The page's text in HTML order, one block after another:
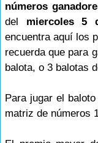
números
del miercoles 5
encuentra aquí los
recuerda que para
balota, o 3 balotas
Para jugar el
matriz de números